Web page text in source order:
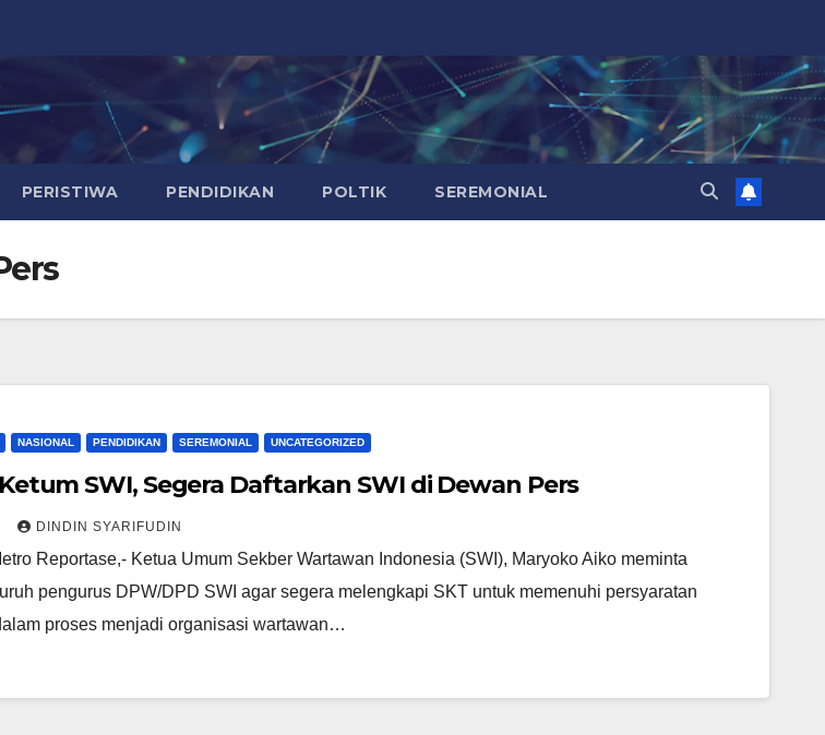
PERISTIWA PENDIDIKAN POLTIK SEREMONIAL
NASIONAL PENDIDIKAN SEREMONIAL UNCATEGORIZED
SWI, Segera Daftarkan SWI di Dewan Pers
DINDIN SYARIFUDIN
Reportase,- Ketua Umum Sekber Wartawan Indonesia (SWI), Maryoko Aiko meminta
pengurus DPW/DPD SWI agar segera melengkapi SKT untuk memenuhi persyaratan
proses menjadi organisasi wartawan…